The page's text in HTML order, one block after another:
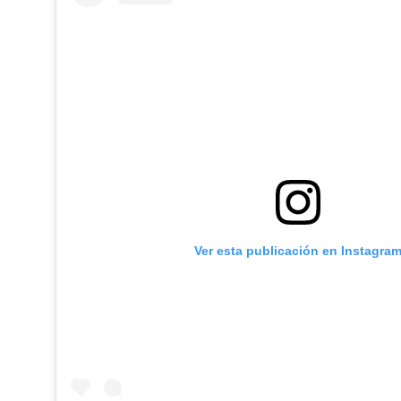
Ver esta publicación en Instagram